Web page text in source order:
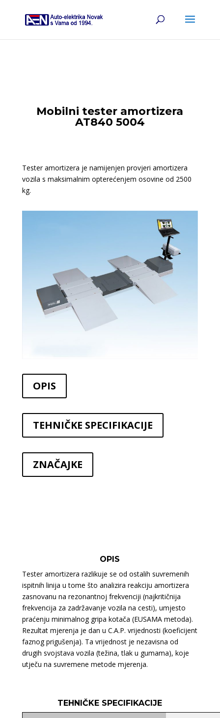
Mobilni tester amortizera
AT840 5004
Tester amortizera je namijenjen provjeri amortizera
vozila s maksimalnim opterećenjem osovine od 2500
kg.
OPIS
TEHNIČKE SPECIFIKACIJE
ZNAČAJKE
OPIS
Tester amortizera razlikuje se od ostalih suvremenih
ispitnih linija u tome što analizira reakciju amortizera
zasnovanu na rezonantnoj frekvenciji (najkritičnija
frekvencija za zadržavanje vozila na cesti), umjesto
praćenju minimalnog gripa kotača (EUSAMA metoda).
Rezultat mjerenja je dan u C.A.P. vrijednosti (koeficijent
faznog prigušenja). Ta vrijednost je nezavisna od
drugih svojstava vozila (težina, tlak u gumama), koje
utječu na suvremene metode mjerenja.
TEHNIČKE SPECIFIKACIJE